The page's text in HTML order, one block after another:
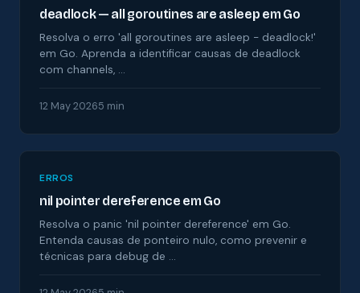
deadlock — all goroutines are asleep em Go
Resolva o erro 'all goroutines are asleep - deadlock!'
em Go. Aprenda a identificar causas de deadlock
com channels, …
12 May 20265 min
ERROS
nil pointer dereference em Go
Resolva o panic 'nil pointer dereference' em Go.
Entenda causas de ponteiro nulo, como prevenir e
técnicas para debug de …